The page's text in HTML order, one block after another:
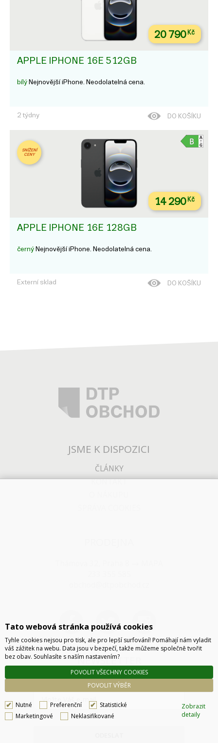
20 790Kč
APPLE IPHONE 16E 512GB
bílý Nejnovější iPhone. Neodolatelná cena.
2 týdny DO KOŠÍKU
SNÍŽENÍ
CENY
14 290Kč
APPLE IPHONE 16E 128GB
černý Nejnovější iPhone. Neodolatelná cena.
Externí sklad DO KOŠÍKU
JSME K DISPOZICI
ČLÁNKY
KONTAKT
NEWSLETTER
Tato webová stránka používá cookies
Tyhle cookies nejsou pro tisk, ale pro lepší surfování! Pomáhají nám vyladit
váš zážitek na webu. Data jsou v bezpečí, takže můžeme společně tvořit
bez obav. Souhlasíte s naším nastavením?
POVOLIT VÝBĚR
POVOLIT VŠECHNY COOKIES
Nutné Preferenční
Statistické
Marketingové
Neklasifikované
Zobrazit
detaily